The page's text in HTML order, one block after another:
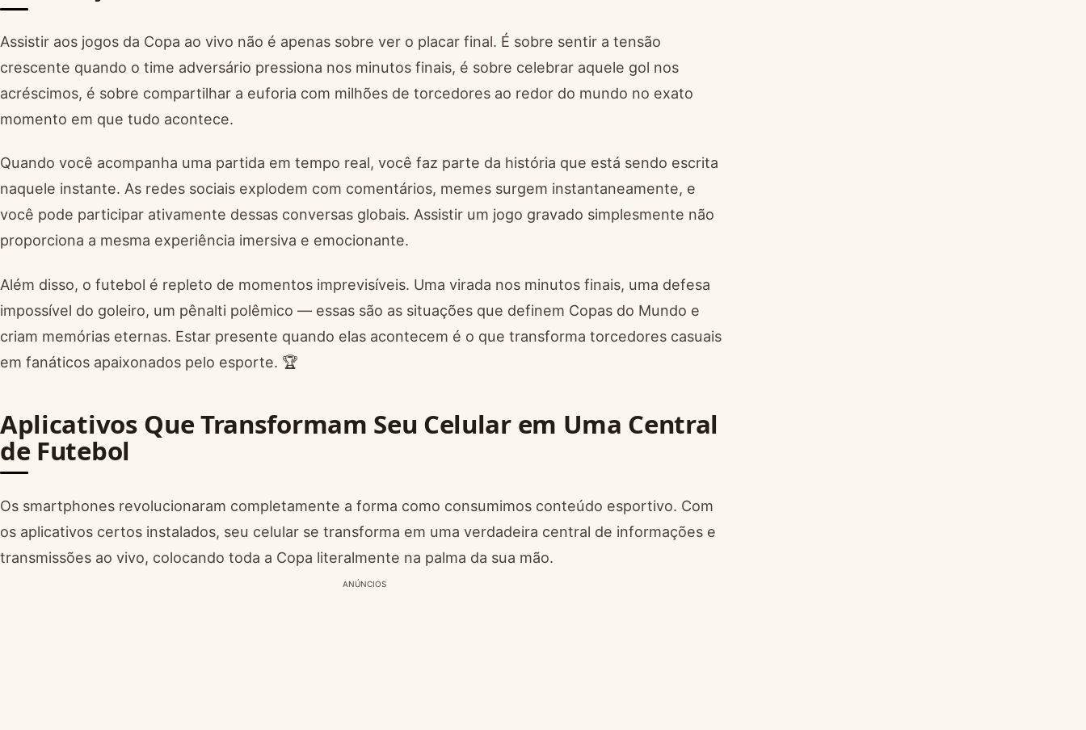
Assistir aos jogos da Copa ao vivo não é apenas sobre ver o placar final. É sobre sentir a tensão
crescente quando o time adversário pressiona nos minutos finais, é sobre celebrar aquele gol nos
acréscimos, é sobre compartilhar a euforia com milhões de torcedores ao redor do mundo no exato
momento em que tudo acontece.
Quando você acompanha uma partida em tempo real, você faz parte da história que está sendo escrita
naquele instante. As redes sociais explodem com comentários, memes surgem instantaneamente, e
você pode participar ativamente dessas conversas globais. Assistir um jogo gravado simplesmente não
proporciona a mesma experiência imersiva e emocionante.
Além disso, o futebol é repleto de momentos imprevisíveis. Uma virada nos minutos finais, uma defesa
impossível do goleiro, um pênalti polêmico — essas são as situações que definem Copas do Mundo e
criam memórias eternas. Estar presente quando elas acontecem é o que transforma torcedores casuais
em fanáticos apaixonados pelo esporte. 🏆
Aplicativos Que Transformam Seu Celular em Uma Central
de Futebol
Os smartphones revolucionaram completamente a forma como consumimos conteúdo esportivo. Com
os aplicativos certos instalados, seu celular se transforma em uma verdadeira central de informações e
transmissões ao vivo, colocando toda a Copa literalmente na palma da sua mão.
ANÚNCIOS